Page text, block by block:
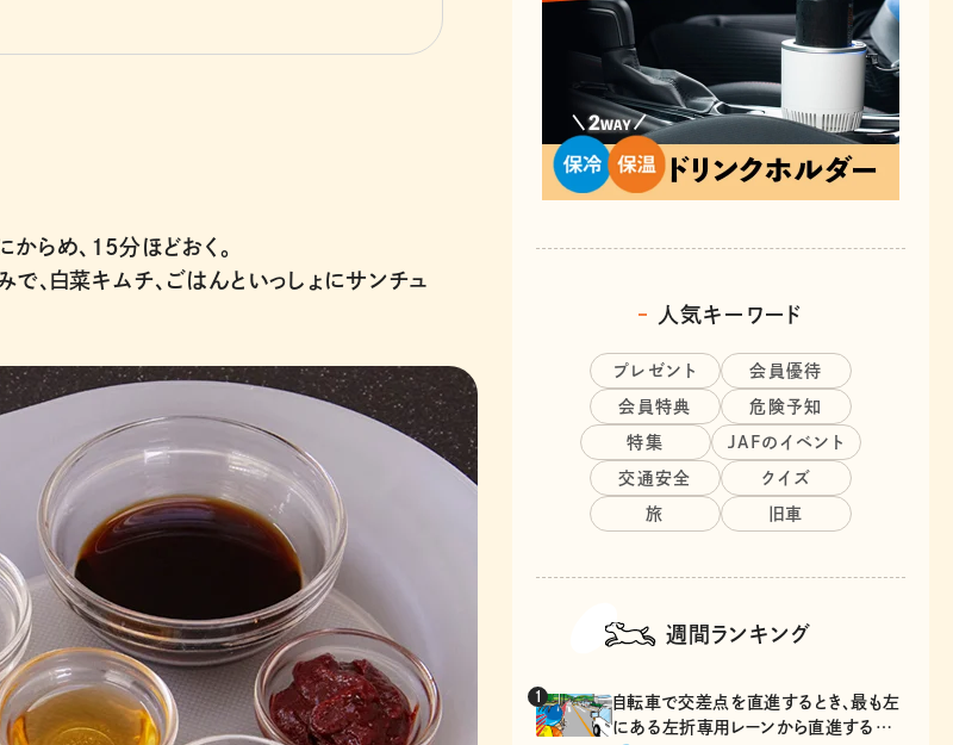
らめ、15分ほどおく。
で、白菜キムチ、ごはんといっしょにサンチュ
人気キーワード
プレゼント 会員優待
会員特典 危険予知
特集 JAFのイベント
交通安全 クイズ
旅 旧車
週間ランキング
自転車で交差点を直進するとき、最も左
にある左折専用レーンから直進するの